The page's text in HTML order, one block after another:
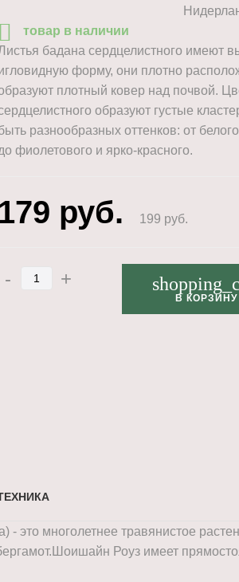
товар в наличии
бадана сердцелистного имеют
форму, они плотно
плотный ковер над почвой.
образуют густые
разнообразных оттенков: от
фиолетового и ярко-красного.
179 руб. 199 руб.
- +
В КОРЗИНУ
это многолетнее травянистое
Шоишайн Роуз имеет